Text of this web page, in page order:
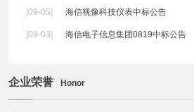
[09-05] 海信视像科技仪表中标公告
[09-03] 海信电子信息集团0819中标公告
企业荣誉 Honor